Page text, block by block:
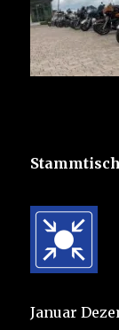
Januar